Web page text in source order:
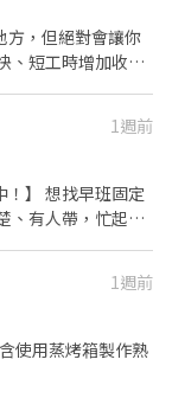
加薪的機會 ▪享
重視員工的辛勤付
平價壽司，致力
獎金福
核及調薪 ▪加班
注重團隊合作及交
，依努力及成果將
費為5分鐘為單
，讓更多人有機
方，但絕對會讓你
你：
即戰力。 ④ 烤
工作時
，非常適合想增加
1週前
固定
、有人帶，忙起來
1週前
使用蒸烤箱製作熟